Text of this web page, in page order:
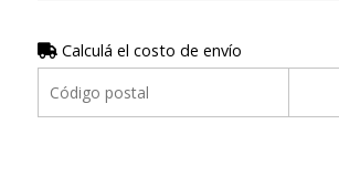
Calculá el costo de envío